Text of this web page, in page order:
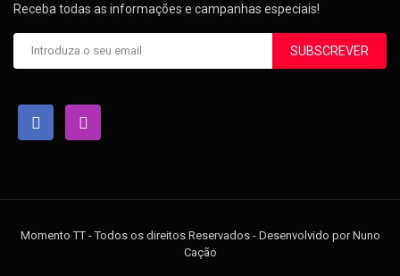
Receba todas as informações e campanhas especiais!
SUBSCREVER
Momento TT - Todos os direitos Reservados - Desenvolvido por Nuno
Cação